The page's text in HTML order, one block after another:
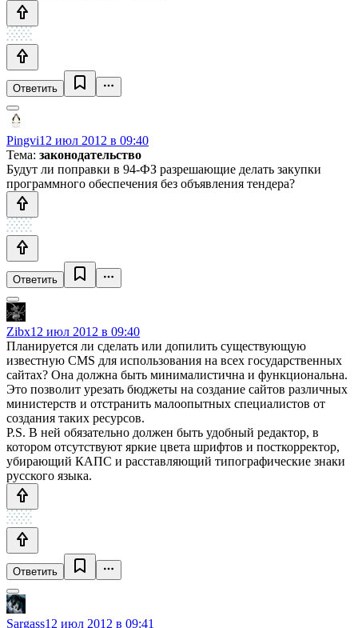
Ответить
Pingvi12 июл 2012 в 09:40
Тема: законодательство
Будут ли поправки в 94-ФЗ разрешающие делать закупки
программного обеспечения без объявления тендера?
Ответить
Zibx12 июл 2012 в 09:40
Планируется ли сделать или допилить существующую
известную CMS для использования на всех государственных
сайтах? Она должна быть минималистична и функциональна.
Это позволит урезать бюджеты на создание сайтов различных
министерств и отстранить малоопытных специалистов от
создания таких ресурсов.
P.S. В ней обязательно должен быть удобный редактор, в
котором отсутствуют яркие цвета шрифтов и посткорректор,
убирающий КАПС и расставляющий типографические знаки
русского языка.
Ответить
Sargass12 июл 2012 в 09:41